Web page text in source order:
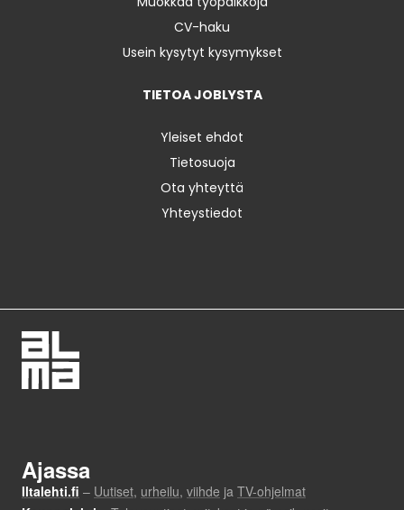
CV-haku
Usein kysytyt kysymykset
TIETOA JOBLYSTA
Yleiset ehdot
Tietosuoja
Ota yhteyttä
Yhteystiedot